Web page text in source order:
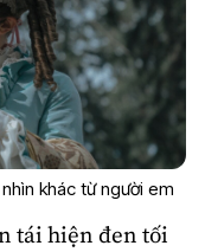
khác từ người em
tái hiện đen tối